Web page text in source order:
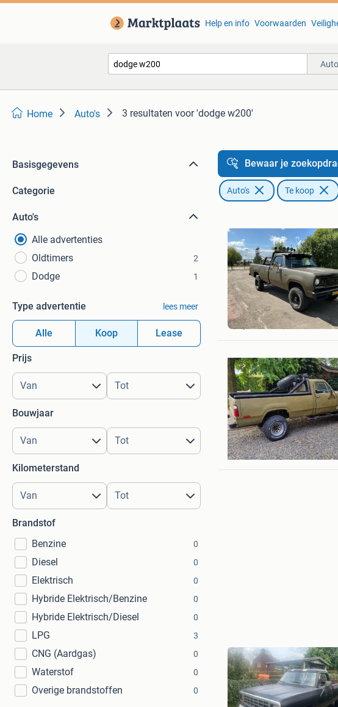
Help en info Voorwaarden
Home Auto's 3 resultaten voor 'dodge w200'
Basisgegevens
Categorie
Auto's
Alle advertenties
Oldtimers
2
Dodge 1
Type advertentie lees meer
Alle Koop Lease
Prijs
Bouwjaar
Kilometerstand
Brandstof
Benzine
0
Diesel 0
Elektrisch 0
Hybride Elektrisch/Benzine 0
Hybride Elektrisch/Diesel 0
LPG 3
CNG (Aardgas) 0
Waterstof 0
Overige brandstoffen 0
Bewaar je
Auto's Te koop
h&h
Apeldoorn
b
Dussen